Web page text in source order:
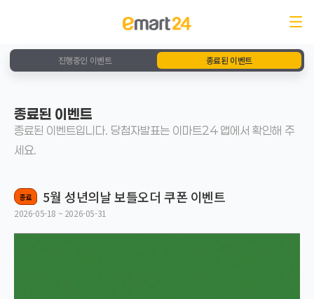
진행중인 이벤트 종료된 이벤트
종료된 이벤트
종료된 이벤트입니다. 당첨자발표는 이마트24 앱에서 확인해 주
세요.
종료 5월 성년의날 보틀오더 쿠폰 이벤트
2026-05-18 ~ 2026-05-31